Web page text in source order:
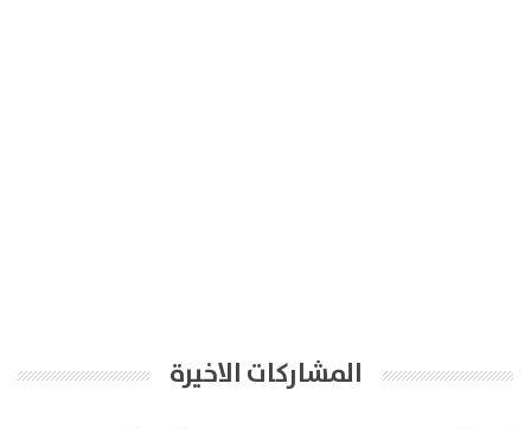
المشاركات الاخيرة